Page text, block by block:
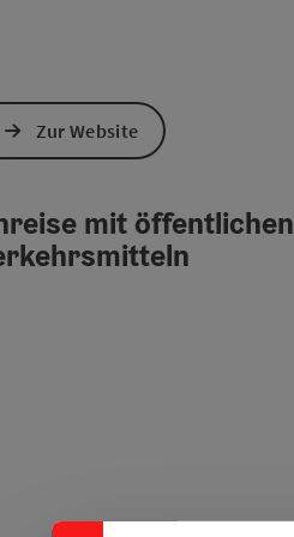
Zur Website
mit öffentlichen